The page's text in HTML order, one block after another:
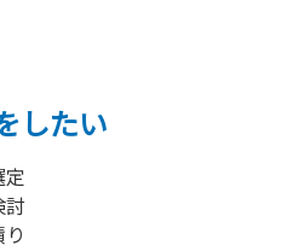
したい
定
討